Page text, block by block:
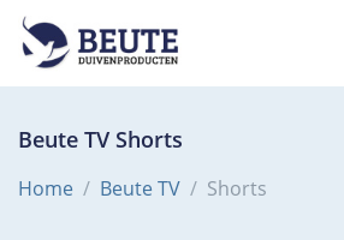
Beute TV Shorts
Home Beute TV Shorts